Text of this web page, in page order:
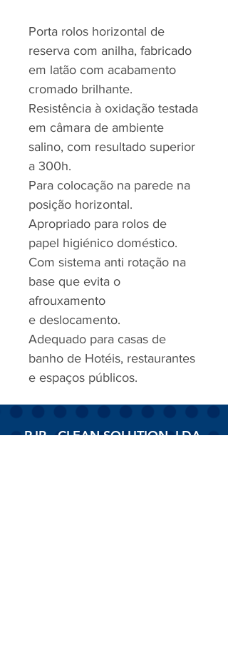
Porta rolos horizontal de
reserva com anilha, fabricado
em latão com acabamento
cromado brilhante.
Resistência à oxidação testada
em câmara de ambiente
salino, com resultado superior
a 300h.
Para colocação na parede na
posição horizontal.
Apropriado para rolos de
papel higiénico doméstico.
Com sistema anti rotação na
base que evita o
afrouxamento
e deslocamento.
Adequado para casas de
banho de Hotéis, restaurantes
e espaços públicos.
RJP - CLEAN SOLUTION, LDA.